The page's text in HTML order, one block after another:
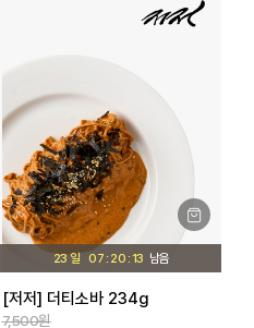
23 일 07 20 12
[저저] 더티소바 234g
7,500원